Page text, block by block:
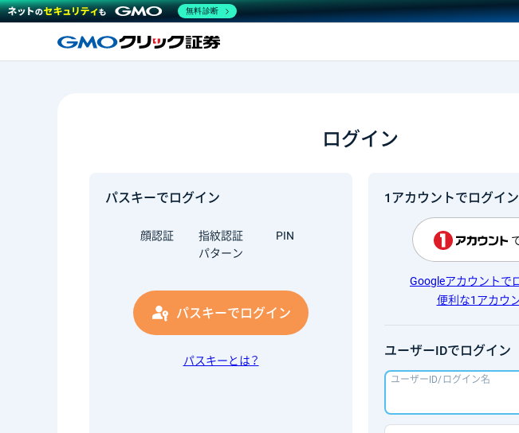
ログイン
パスキーでログイン
顔認証 指紋認証
PIN
パターン
パスキーでログイン
パスキーとは？
1アカウントでログイン
Googleアカウントで
便利な1アカウ
ユーザーIDでログイン
ユーザーID/ログイン名
無料診断